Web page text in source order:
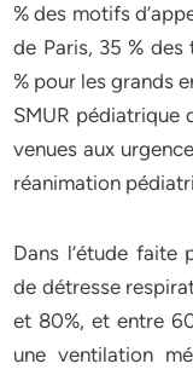
% des motifs
de Paris, 35 %
% pour les grands
SMUR pédiatrique
venues aux
réanimation
Dans l’étude faite
de détresse
et 80%, et entre
une ventilation